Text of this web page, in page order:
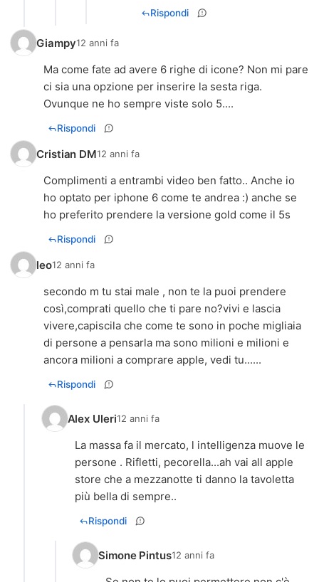
Rispondi
Giampy12 anni fa
Ma come fate ad avere 6 righe di icone? Non mi pare
ci sia una opzione per inserire la sesta riga.
Ovunque ne ho sempre viste solo 5....
Rispondi
Cristian DM12 anni fa
Complimenti a entrambi video ben fatto.. Anche io
ho optato per iphone 6 come te andrea :) anche se
ho preferito prendere la versione gold come il 5s
Rispondi
leo12 anni fa
secondo m tu stai male , non te la puoi prendere
così,comprati quello che ti pare no?vivi e lascia
vivere,capiscila che come te sono in poche migliaia
di persone a pensarla ma sono milioni e milioni e
ancora milioni a comprare apple, vedi tu......
Rispondi
Alex Uleri12 anni fa
La massa fa il mercato, l intelligenza muove le
persone . Rifletti, pecorella...ah vai all apple
store che a mezzanotte ti danno la tavoletta
Rispondi
Simone Pintus12 anni fa